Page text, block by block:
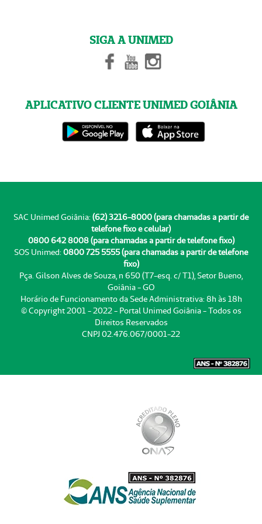
SIGA A UNIMED
APLICATIVO CLIENTE UNIMED GOIÂNIA
SAC Unimed Goiânia: (62) 3216-8000 (para chamadas a partir de
telefone fixo e celular)
0800 642 8008 (para chamadas a partir de telefone fixo)
SOS Unimed: 0800 725 5555 (para chamadas a partir de telefone
fixo)
Pça. Gilson Alves de Souza, n 650 (T7-esq. c/ T1), Setor Bueno,
Goiânia - GO
Horário de Funcionamento da Sede Administrativa: 8h às 18h
© Copyright 2001 - 2022 - Portal Unimed Goiânia - Todos os
Direitos Reservados
CNPJ 02.476.067/0001-22